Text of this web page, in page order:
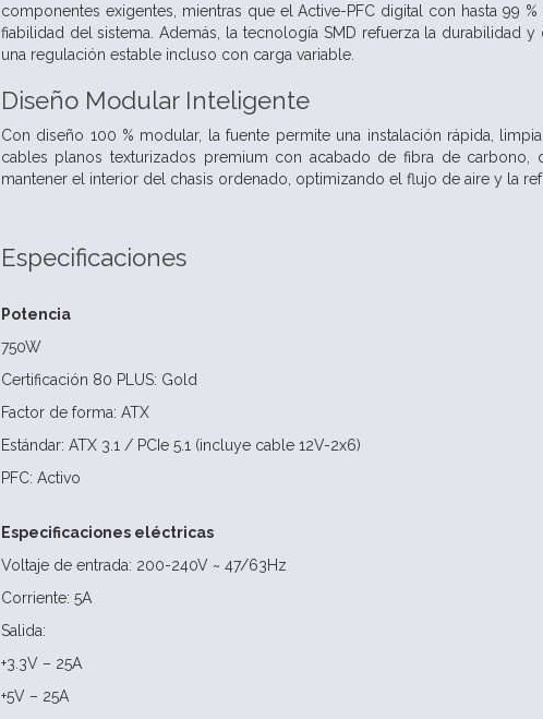
componentes exigentes, mientras que el Active-PFC digital con hasta 99
fiabilidad del sistema. Además, la tecnología SMD refuerza la durabilidad
una regulación estable incluso con carga variable.
Diseño Modular Inteligente
Con diseño 100 % modular, la fuente permite una instalación rápida,
cables planos texturizados premium con acabado de fibra de
mantener el interior del chasis ordenado, optimizando el flujo de aire y la
Especificaciones
Potencia
750W
Certificación 80 PLUS: Gold
Factor de forma: ATX
Estándar: ATX 3.1 / PCIe 5.1 (incluye cable 12V-2x6)
PFC: Activo
Especificaciones eléctricas
Voltaje de entrada: 200-240V ~ 47/63Hz
Corriente: 5A
Salida:
+3.3V – 25A
+5V – 25A